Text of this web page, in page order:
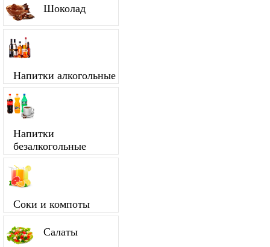
Шоколад
Напитки алкогольные
Напитки
безалкогольные
Соки и компоты
Салаты